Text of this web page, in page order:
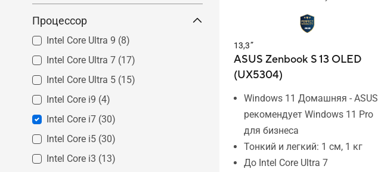
Процессор
Intel Core Ultra 9 (8)
Intel Core Ultra 7 (17)
Intel Core Ultra 5 (15)
Intel Core i9 (4)
Intel Core i7 (30)
Intel Core i5 (30)
Intel Core i3 (13)
13,3”
ASUS Zenbook S 13 OLED
(UX5304)
Windows 11 Домашняя - ASUS
рекомендует Windows 11 Pro
для бизнеса
Тонкий и легкий: 1 см, 1 кг
До Intel Core Ultra 7